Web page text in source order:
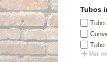
Tubos
Tubo
Tubo
Ver